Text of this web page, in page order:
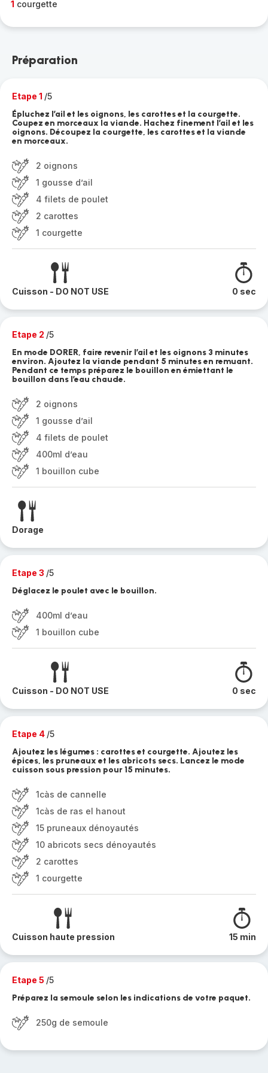
1 courgette
Préparation
Etape 1 /5
Épluchez l’ail et les oignons, les carottes et la courgette.
Coupez en morceaux la viande. Hachez finement l’ail et les
oignons. Découpez la courgette, les carottes et la viande
en morceaux.
2 oignons
1 gousse d’ail
4 filets de poulet
2 carottes
1 courgette
Cuisson - DO NOT USE 0 sec
Etape 2 /5
En mode DORER, faire revenir l’ail et les oignons 3 minutes
environ. Ajoutez la viande pendant 5 minutes en remuant.
Pendant ce temps préparez le bouillon en émiettant le
bouillon dans l’eau chaude.
2 oignons
1 gousse d’ail
4 filets de poulet
400ml d’eau
1 bouillon cube
Dorage
Etape 3 /5
Déglacez le poulet avec le bouillon.
400ml d’eau
1 bouillon cube
Cuisson - DO NOT USE 0 sec
Etape 4 /5
Ajoutez les légumes : carottes et courgette. Ajoutez les
épices, les pruneaux et les abricots secs. Lancez le mode
cuisson sous pression pour 15 minutes.
1càs de cannelle
1càs de ras el hanout
15 pruneaux dénoyautés
10 abricots secs dénoyautés
2 carottes
1 courgette
Cuisson haute pression 15 min
Etape 5 /5
Préparez la semoule selon les indications de votre paquet.
250g de semoule